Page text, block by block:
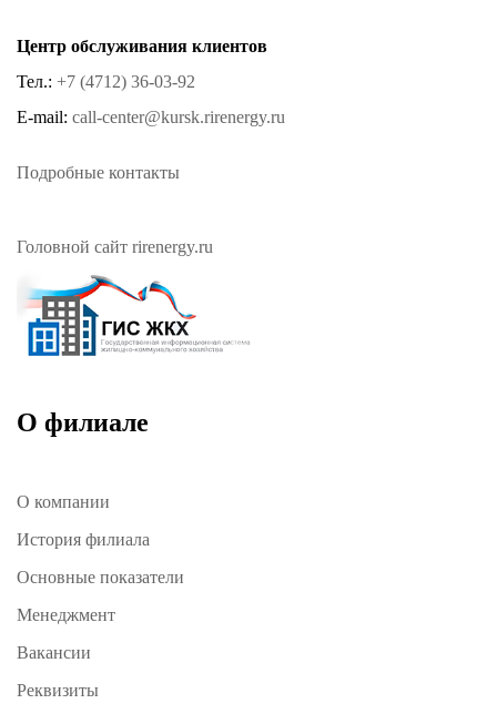
Центр обслуживания клиентов
Тел.: +7 (4712) 36-03-92
E-mail: call-center@kursk.rirenergy.ru
Подробные контакты
Головной сайт rirenergy.ru
О филиале
О компании
История филиала
Основные показатели
Менеджмент
Вакансии
Реквизиты